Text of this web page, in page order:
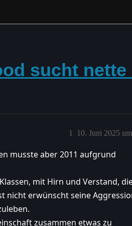
sucht
10. Juni 2025
1
musste aber 2011 aufgrund
mit Hirn und Verstand,
nicht erwünscht seine
zusammen etwas zu